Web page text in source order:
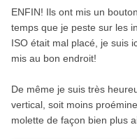
ENFIN! Ils ont mis un
temps que je peste sur les
ISO était mal placé, je suis
mis au bon endroit!
De même je suis très
vertical, soit moins
molette de façon bien plus